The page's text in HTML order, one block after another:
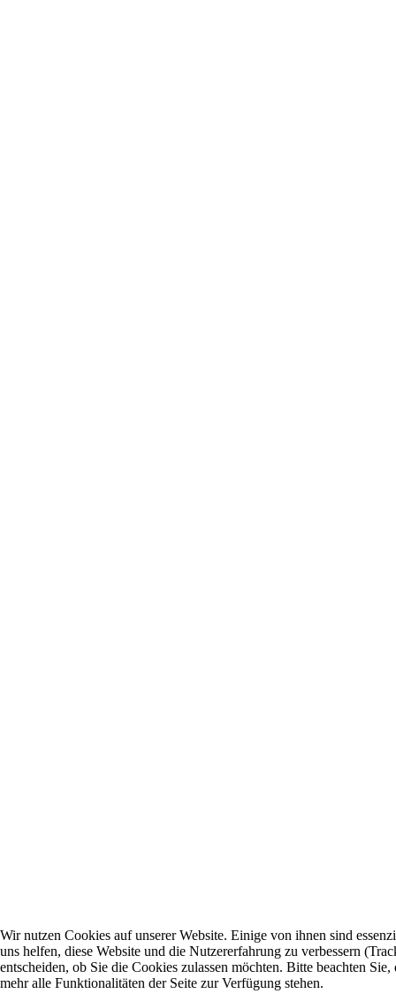
Wir nutzen Cookies auf unserer Website. Einige von ihnen sind
uns helfen, diese Website und die Nutzererfahrung zu verbessern
entscheiden, ob Sie die Cookies zulassen möchten. Bitte beachten
mehr alle Funktionalitäten der Seite zur Verfügung stehen.